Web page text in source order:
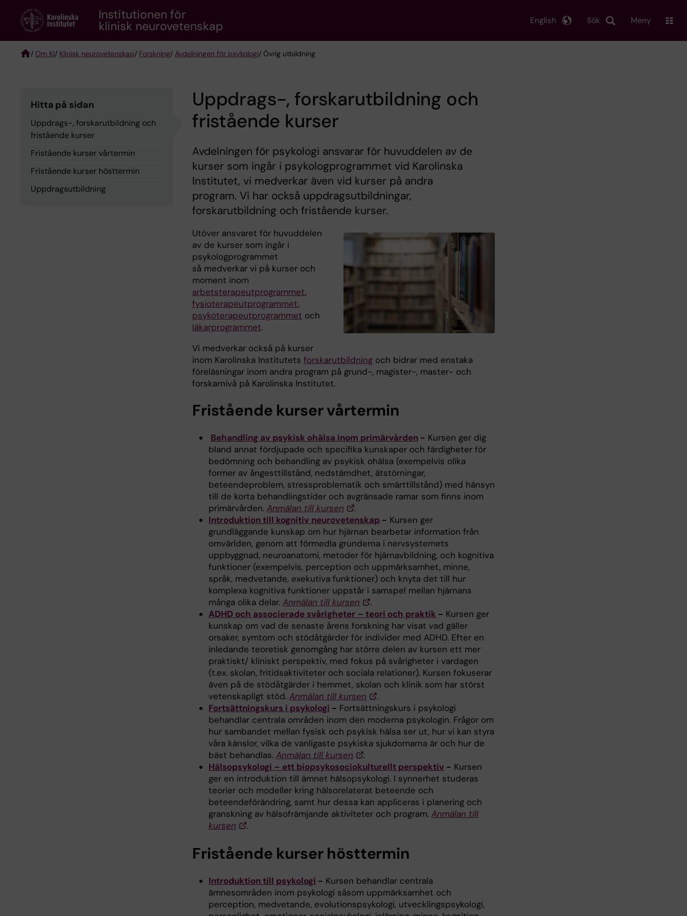
content
Institutionen för
klinisk neurovetenskap Sök
English Meny
/ Om KI/ Klinisk neurovetenskap/ Forskning/ Avdelningen för psykologi/ Övrig utbildning
Hitta på sidan
Uppdrags-, forskarutbildning och
fristående kurser
Fristående kurser vårtermin
Fristående kurser hösttermin
Uppdragsutbildning
Uppdrags-, forskarutbildning och
fristående kurser
Avdelningen för psykologi ansvarar för huvuddelen av de
kurser som ingår i psykologprogrammet vid Karolinska
Institutet, vi medverkar även vid kurser på andra
program. Vi har också uppdragsutbildningar,
forskarutbildning och fristående kurser.
Utöver ansvaret för huvuddelen
av de kurser som ingår i
psykologprogrammet
så medverkar vi på kurser och
moment inom
arbetsterapeutprogrammet,
fysioterapeutprogrammet,
psykoterapeutprogrammet och
läkarprogrammet.
Vi medverkar också på kurser
inom Karolinska Institutets forskarutbildning och bidrar med enstaka
föreläsningar inom andra program på grund-, magister-, master- och
forskarnivå på Karolinska Institutet.
Fristående kurser vårtermin
Behandling av psykisk ohälsa inom primärvården - Kursen ger dig
bland annat fördjupade och specifika kunskaper och färdigheter för
bedömning och behandling av psykisk ohälsa (exempelvis olika
former av ångesttillstånd, nedstämdhet, ätstörningar,
beteendeproblem, stressproblematik och smärttillstånd) med hänsyn
till de korta behandlingstider och avgränsade ramar som finns inom
primärvården. Anmälan till kursen
.
Introduktion till kognitiv neurovetenskap - Kursen ger
grundläggande kunskap om hur hjärnan bearbetar information från
omvärlden, genom att förmedla grunderna i nervsystemets
uppbyggnad, neuroanatomi, metoder för hjärnavbildning, och kognitiva
funktioner (exempelvis, perception och uppmärksamhet, minne,
språk, medvetande, exekutiva funktioner) och knyta det till hur
komplexa kognitiva funktioner uppstår i samspel mellan hjärnans
många olika delar. Anmälan till kursen
.
ADHD och associerade svårigheter – teori och praktik - Kursen ger
kunskap om vad de senaste årens forskning har visat vad gäller
orsaker, symtom och stödåtgärder för individer med ADHD. Efter en
inledande teoretisk genomgång har större delen av kursen ett mer
praktiskt/ kliniskt perspektiv, med fokus på svårigheter i vardagen
(t.ex. skolan, fritidsaktiviteter och sociala relationer). Kursen fokuserar
även på de stödåtgärder i hemmet, skolan och klinik som har störst
vetenskapligt stöd. Anmälan till kursen
.
Fortsättningskurs i psykologi - Fortsättningskurs i psykologi
behandlar centrala områden inom den moderna psykologin. Frågor om
hur sambandet mellan fysisk och psykisk hälsa ser ut, hur vi kan styra
våra känslor, vilka de vanligaste psykiska sjukdomarna är och hur de
bäst behandlas. Anmälan till kursen
.
Hälsopsykologi – ett biopsykosociokulturellt perspektiv - Kursen
ger en introduktion till ämnet hälsopsykologi. I synnerhet studeras
teorier och modeller kring hälsorelaterat beteende och
beteendeförändring, samt hur dessa kan appliceras i planering och
granskning av hälsofrämjande aktiviteter och program. Anmälan till
kursen
.
Fristående kurser hösttermin
Introduktion till psykologi - Kursen behandlar centrala
ämnesområden inom psykologi såsom uppmärksamhet och
perception, medvetande, evolutionspsykologi, utvecklingspsykologi,